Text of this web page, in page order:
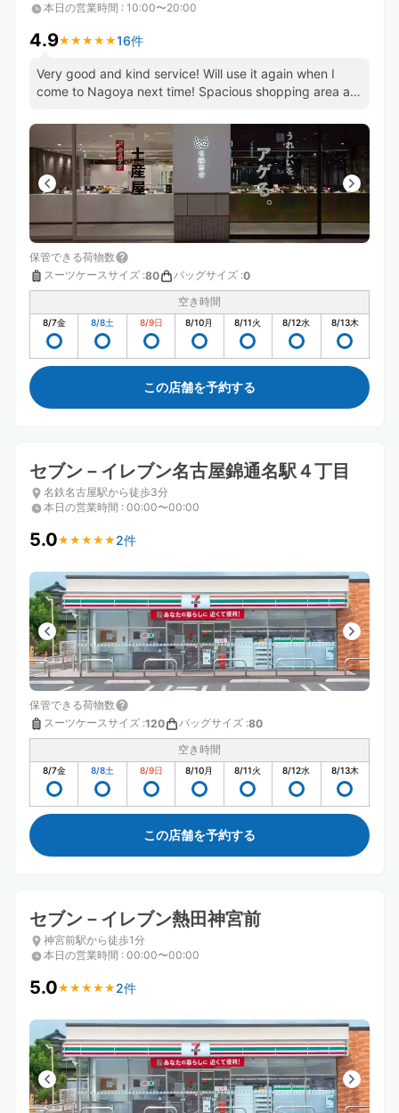
本日の営業時間 : 10:00〜20:00
4.9★ ★ ★ ★ ★
★ ★ ★ ★ ★16件
Very good and kind service! Will use it again when I
come to Nagoya next time! Spacious shopping area as
保管できる荷物数
スーツケースサイズ :80 バッグサイズ :0
空き時間
8/7金 8/8土 8/9日 8/10月 8/11火 8/12水 8/13木
この店舗を予約する
セブン－イレブン名古屋錦通名駅４丁目
名鉄名古屋駅から徒歩3分
本日の営業時間 : 00:00〜00:00
5.0★ ★ ★ ★ ★
★ ★ ★ ★ ★ 2件
保管できる荷物数
スーツケースサイズ :120 バッグサイズ :80
空き時間
8/7金 8/8土 8/9日 8/10月 8/11火 8/12水 8/13木
この店舗を予約する
セブン－イレブン熱田神宮前
神宮前駅から徒歩1分
本日の営業時間 : 00:00〜00:00
5.0★ ★ ★ ★ ★
★ ★ ★ ★ ★ 2件